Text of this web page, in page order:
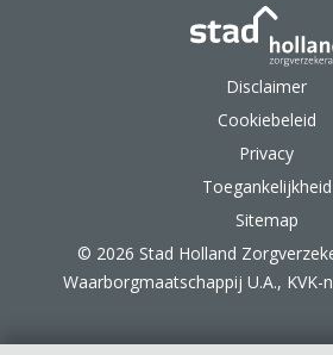
Disclaimer
Cookiebeleid
Privacy
Toegankelijkheid
Sitemap
© 2026 Stad Holland
Waarborgmaatschappij U.A., KVK-